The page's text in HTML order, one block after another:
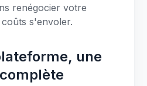
renégocier votre
s'envoler.
une